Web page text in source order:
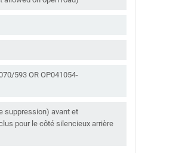
593 OR OP041054-
suppression) avant et
pour le côté silencieux arrière